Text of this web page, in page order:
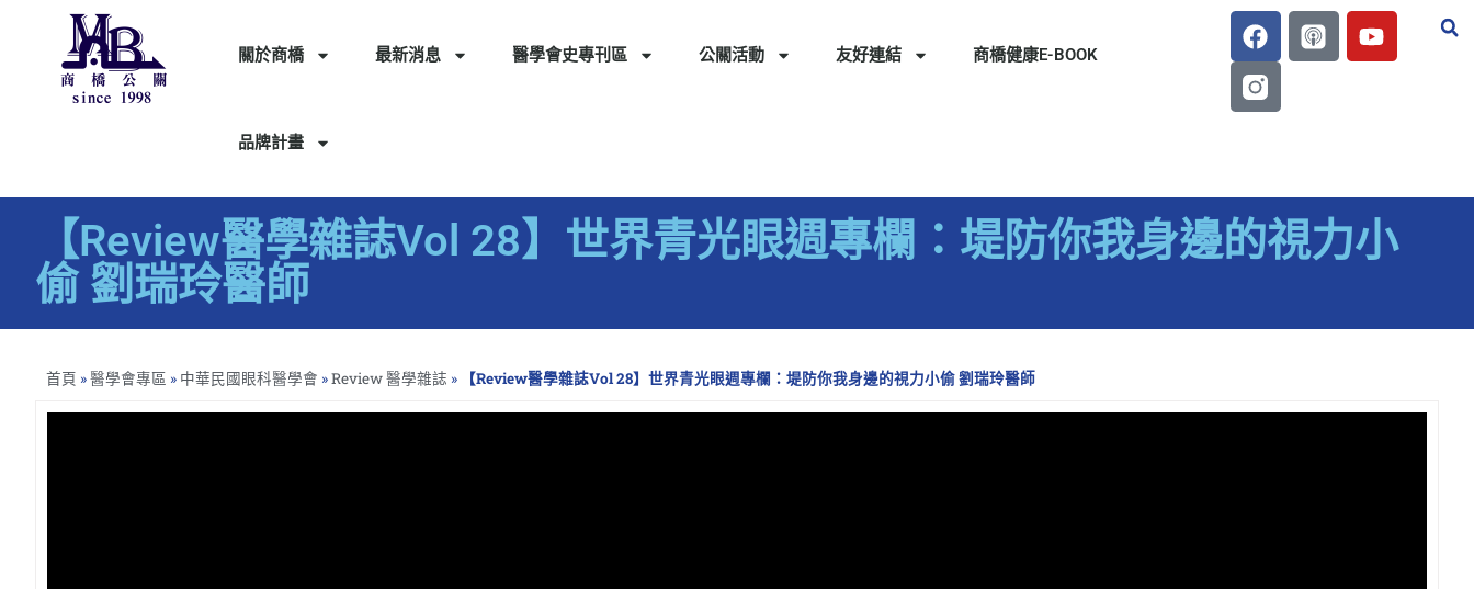
關於商橋 最新消息 醫學會史專刊區 公關活動 友好連結 商橋健康E-BOOK
品牌計畫
【Review醫學雜誌Vol 28】世界青光眼週專欄：堤防你我身邊的視力小
偷 劉瑞玲醫師
首頁 »醫學會專區 » 中華民國眼科醫學會 »Review 醫學雜誌 » 【Review醫學雜誌Vol 28】世界青光眼週專欄：堤防你我身邊的視力小偷 劉瑞玲醫師